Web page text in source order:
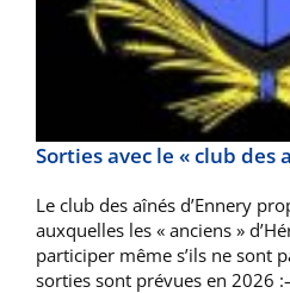
Sorties avec le « club des
Le club des aînés d’Ennery
auxquelles les « anciens »
participer même s’ils ne sont
sorties sont prévues en 2026